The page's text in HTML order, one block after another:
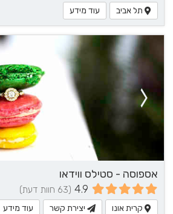
תל אביב עוד מידע
אספוסה - סטילס ווידאו
4.9 (63 חוות דעת)
קרית אונו יצירת קשר עוד מידע